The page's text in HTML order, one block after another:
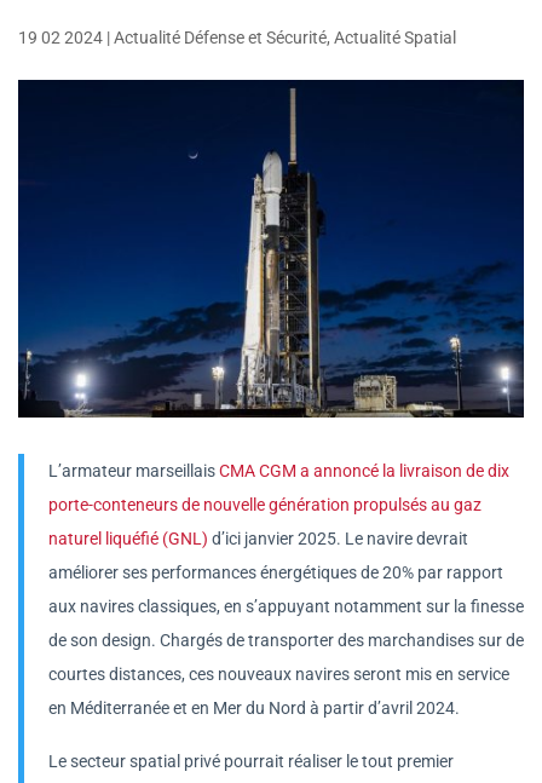
19 02 2024 |Actualité Défense et Sécurité, Actualité Spatial
L’armateur marseillaisCMA CGM a annoncé la livraison de dix
porte-conteneurs de nouvelle génération propulsés au gaz
naturel liquéfié (GNL) d’ici janvier 2025. Le navire devrait
améliorer ses performances énergétiques de 20% par rapport
aux navires classiques, en s’appuyant notamment sur la finesse
de son design. Chargés de transporter des marchandises sur de
courtes distances, ces nouveaux navires seront mis en service
en Méditerranée et en Mer du Nord à partir d’avril 2024.
Le secteur spatial privé pourrait réaliser le tout premier